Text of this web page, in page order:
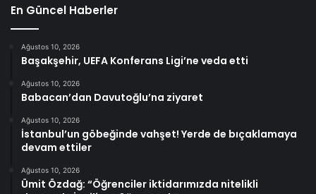
En Güncel Haberler
Ağustos 10, 2026
Başakşehir, UEFA Konferans Ligi’ne veda etti
Ağustos 10, 2026
Babacan’dan Davutoğlu’na ziyaret
Ağustos 10, 2026
İstanbul’un göbeğinde vahşet! Yerde de bıçaklamaya
devam ettiler
Ağustos 10, 2026
Ümit Özdağ: “Öğrenciler iktidarımızda nitelikli